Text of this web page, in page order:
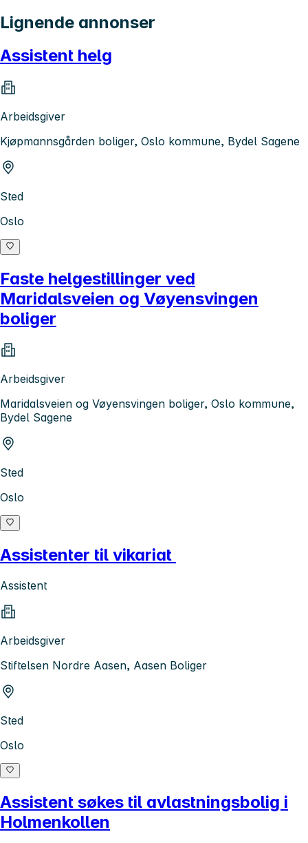
Lignende annonser
Assistent helg
Arbeidsgiver
Kjøpmannsgården boliger, Oslo kommune, Bydel Sagene
Sted
Oslo
Faste helgestillinger ved
Maridalsveien og Vøyensvingen
boliger
Arbeidsgiver
Maridalsveien og Vøyensvingen boliger, Oslo kommune,
Bydel Sagene
Sted
Oslo
Assistenter til vikariat
Assistent
Arbeidsgiver
Stiftelsen Nordre Aasen, Aasen Boliger
Sted
Oslo
Assistent søkes til avlastningsbolig i
Holmenkollen